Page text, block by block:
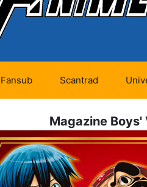
Fansub
Animes en cours (1)
Animes terminés
(334)
Scantrad
Mangas en cours
(Privés) (4)
Mangas en cours
(Publics) (11)
Magazine Boys'